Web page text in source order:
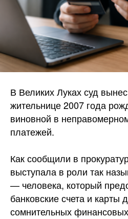
В Великих Луках суд
жительнице 2007 года
виновной в
платежей.
Как сообщили в
выступала в роли так
— человека, который
банковские счета и карты
сомнительных финансовых